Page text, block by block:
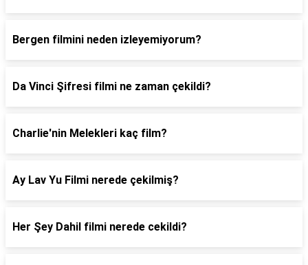
Bergen filmini neden izleyemiyorum?
Da Vinci Şifresi filmi ne zaman çekildi?
Charlie'nin Melekleri kaç film?
Ay Lav Yu Filmi nerede çekilmiş?
Her Şey Dahil filmi nerede cekildi?